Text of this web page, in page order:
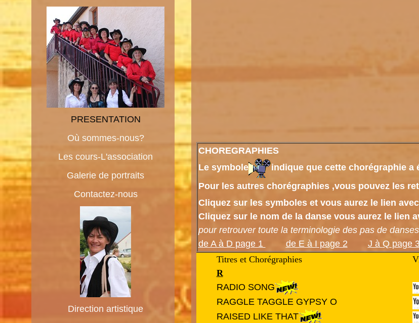
PRESENTATION
Où sommes-nous?
Les cours-L'association
Galerie de portraits
Contactez-nous
Direction artistique
CHOREGRAPHIES
Le symbole
indique que cette chorégraphie a
Pour les autres chorégraphies ,vous pouvez les
Cliquez sur les symboles et vous aurez le lien
Cliquez sur le nom de la danse vous aurez le lien
pour retrouver toute la terminologie des pas de
de A à D page 1
de E à I page 2 J à Q page
Titres et Chorégraphies
R
RADIO SONG
RAGGLE TAGGLE GYPSY O
RAISED LIKE THAT